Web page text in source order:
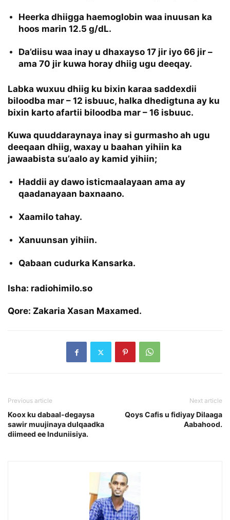
Heerka dhiigga haemoglobin waa inuusan ka
hoos marin 12.5 g/dL.
Da’diisu waa inay u dhaxayso 17 jir iyo 66 jir –
ama 70 jir kuwa horay dhiig ugu deeqay.
Labka wuxuu dhiig ku bixin karaa saddexdii
biloodba mar – 12 isbuuc, halka dhedigtuna ay ku
bixin karto afartii biloodba mar – 16 isbuuc.
Kuwa quuddaraynaya inay si gurmasho ah ugu
deeqaan dhiig, waxay u baahan yihiin ka
jawaabista su’aalo ay kamid yihiin;
Haddii ay dawo isticmaalayaan ama ay
qaadanayaan baxnaano.
Xaamilo tahay.
Xanuunsan yihiin.
Qabaan cudurka Kansarka.
Isha: radiohimilo.so
Qore: Zakaria Xasan Maxamed.
Previous article
Koox ku dabaal-degaysa
sawir muujinaya dulqaadka
diimeed ee Induniisiya.
Next article
Qoys Cafis u fidiyay Dilaaga
Aabahood.